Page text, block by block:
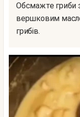
Обсмажте гриби з цибулею на розігрітій з
вершковим
грибів.